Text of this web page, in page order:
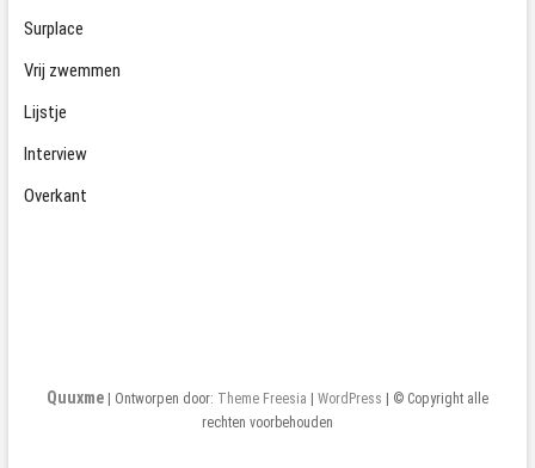
Surplace
Vrij zwemmen
Lijstje
Interview
Overkant
Quuxme| Ontworpen door: Theme Freesia | WordPress | © Copyright alle
rechten voorbehouden